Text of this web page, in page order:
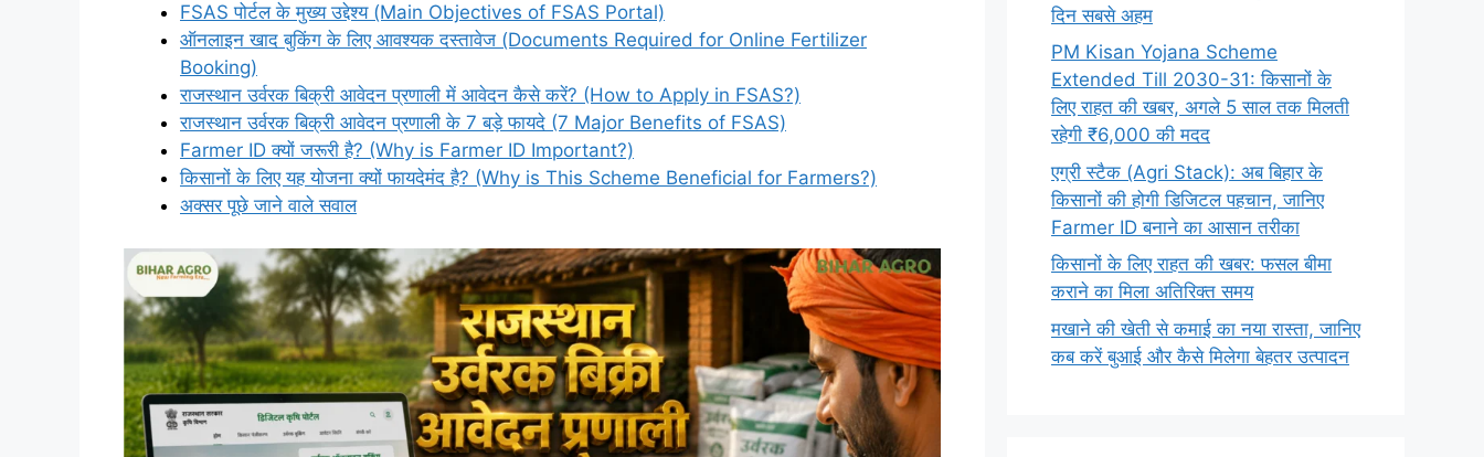
FSAS पोर्टल के मुख्य उद्देश्य (Main Objectives of FSAS Portal)
ऑनलाइन खाद बुकिंग के लिए आवश्यक दस्तावेज (Documents Required for Online Fertilizer
Booking)
राजस्थान उर्वरक बिक्री आवेदन प्रणाली में आवेदन कैसे करें? (How to Apply in FSAS?)
राजस्थान उर्वरक बिक्री आवेदन प्रणाली के 7 बड़े फायदे (7 Major Benefits of FSAS)
Farmer ID क्यों जरूरी है? (Why is Farmer ID Important?)
किसानों के लिए यह योजना क्यों फायदेमंद है? (Why is This Scheme Beneficial for Farmers?)
अक्सर पूछे जाने वाले सवाल
दिन सबसे अहम
PM Kisan Yojana Scheme
Extended Till 2030-31: किसानों के
लिए राहत की खबर, अगले 5 साल तक मिलती
रहेगी ₹6,000 की मदद
एग्री स्टैक (Agri Stack): अब बिहार के
किसानों की होगी डिजिटल पहचान, जानिए
Farmer ID बनाने का आसान तरीका
किसानों के लिए राहत की खबर: फसल बीमा
कराने का मिला अतिरिक्त समय
मखाने की खेती से कमाई का नया रास्ता, जानिए
कब करें बुआई और कैसे मिलेगा बेहतर उत्पादन